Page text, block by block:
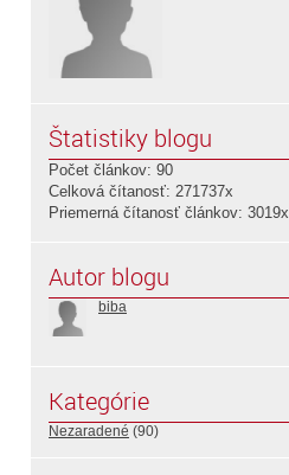
Štatistiky blogu
Počet článkov: 90
Celková čítanosť: 271737x
Priemerná čítanosť článkov: 3019x
Autor blogu
biba
Kategórie
Nezaradené (90)